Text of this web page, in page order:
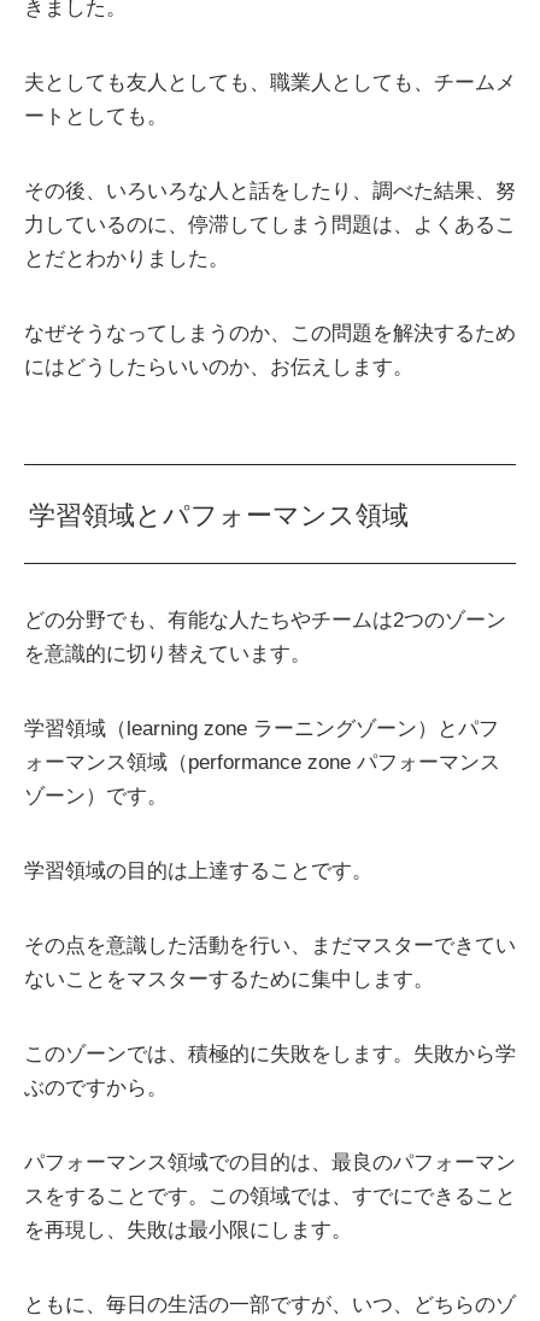
きました。
夫としても友人としても、職業人としても、チームメ
ートとしても。
その後、いろいろな人と話をしたり、調べた結果、努
力しているのに、停滞してしまう問題は、よくあるこ
とだとわかりました。
なぜそうなってしまうのか、この問題を解決するため
にはどうしたらいいのか、お伝えします。
学習領域とパフォーマンス領域
どの分野でも、有能な人たちやチームは2つのゾーン
を意識的に切り替えています。
学習領域（learning zone ラーニングゾーン）とパフ
ォーマンス領域（performance zone パフォーマンス
ゾーン）です。
学習領域の目的は上達することです。
その点を意識した活動を行い、まだマスターできてい
ないことをマスターするために集中します。
このゾーンでは、積極的に失敗をします。失敗から学
ぶのですから。
パフォーマンス領域での目的は、最良のパフォーマン
スをすることです。この領域では、すでにできること
を再現し、失敗は最小限にします。
ともに、毎日の生活の一部ですが、いつ、どちらのゾ